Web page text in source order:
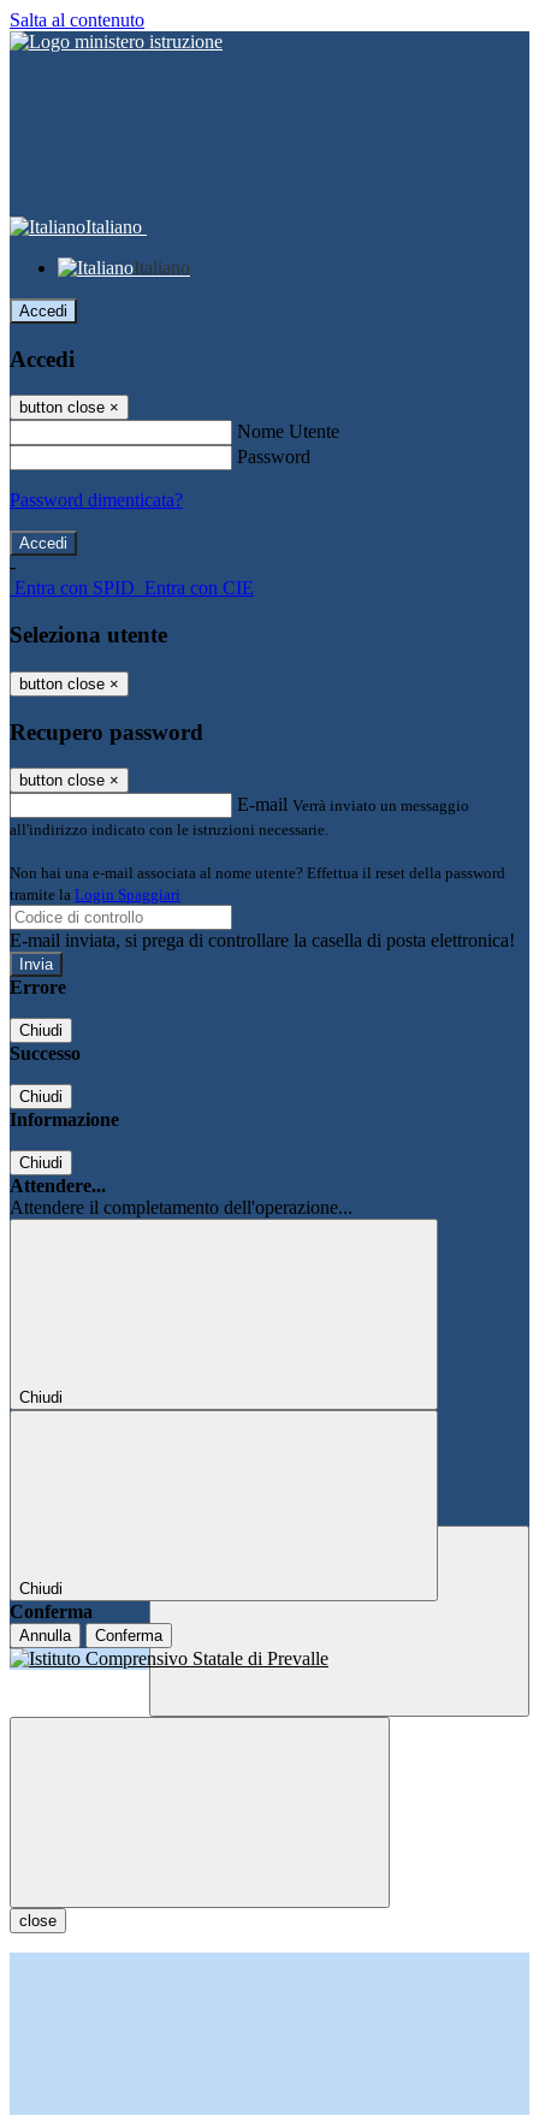
Salta al contenuto
Italiano
Italiano
Accedi
Accedi
button close ×
Nome Utente
Password
Password dimenticata?
-
Entra con SPID Entra con CIE
Seleziona utente
button close ×
Recupero password
button close ×
E-mail Verrà inviato un messaggio
all'indirizzo indicato con le istruzioni necessarie.
Non hai una e-mail associata al nome utente? Effettua il reset della password
tramite la Login Spaggiari
E-mail inviata, si prega di controllare la casella di posta elettronica!
Errore
Chiudi
Successo
Chiudi
Informazione
Chiudi
Attendere...
Attendere il completamento dell'operazione...
Chiudi
Chiudi
Conferma
Annulla Conferma
close